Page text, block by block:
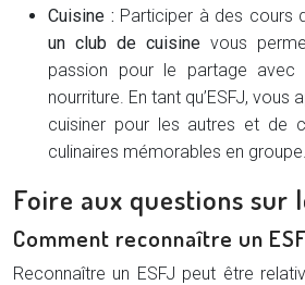
Cuisine : Participer à des cours
un club de cuisine vous
passion pour le partage
nourriture. En tant qu’ESFJ, vous
cuisiner pour les autres et de
culinaires mémorables en groupe.
Foire aux questions sur
Comment reconnaître un
Reconnaître un ESFJ peut être